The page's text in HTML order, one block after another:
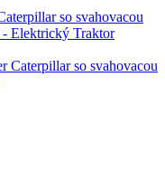
so svahovacou
- Elektrický Traktor